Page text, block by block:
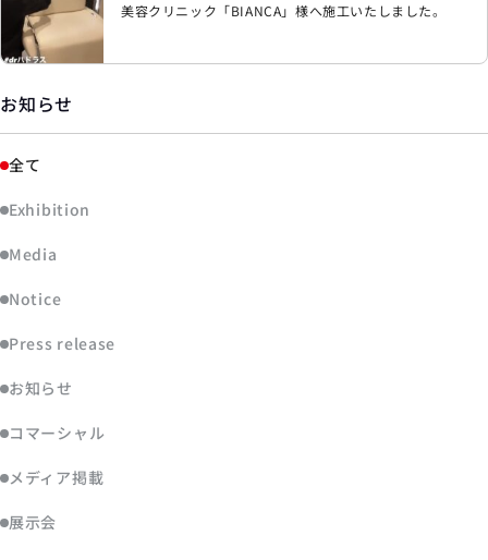
美容クリニック「BIANCA」様へ施工いたしました。
お知らせ
全て
Exhibition
Media
Notice
Press release
お知らせ
コマーシャル
メディア掲載
展示会